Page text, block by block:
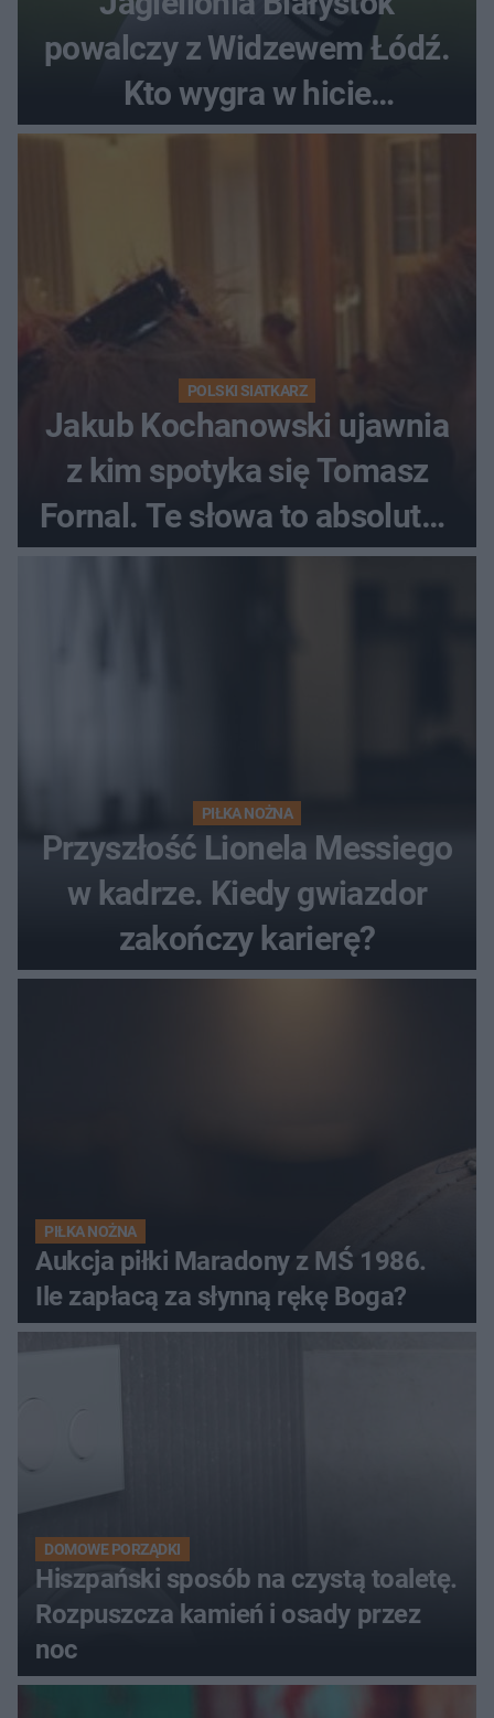
powalczy z Widzewem Łódź.
Kto wygra w hicie
Ekstraklasy?
POLSKI SIATKARZ
Jakub Kochanowski ujawnia
z kim spotyka się Tomasz
Fornal. Te słowa to absolutny
hit
PIŁKA NOŻNA
Przyszłość Lionela Messiego
w kadrze. Kiedy gwiazdor
zakończy karierę?
PIŁKA NOŻNA
Aukcja piłki Maradony z MŚ 1986.
Ile zapłacą za słynną rękę Boga?
DOMOWE PORZĄDKI
Hiszpański sposób na czystą toaletę.
Rozpuszcza kamień i osady przez
noc